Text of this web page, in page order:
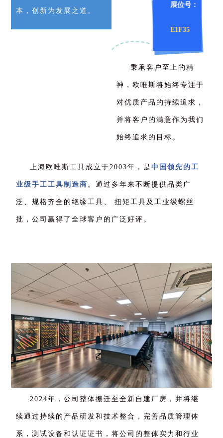
本，创新为发展之道。
展位号：
E1F35
秉承客户至上的精
神，欧唯斯将始终专注于
对优质产品的持续追求，
并将客户的满意作为我们
始终追求的目标。
上海欧唯斯工具成立于2003年，是中国领先的工
业级手工工具制造商 。通过多年来不断提供品类广
泛、规格齐全的绝缘工具、 扭矩工具及工业级螺丝
批，公司赢得了全球客户的广泛好评。
2024年，公司整体搬迁至全新自建厂房，并将继
续通过持续的产品研发和技术整合，完善品质管理体
系，测试设备和认证证书，将公司的整体实力和行业